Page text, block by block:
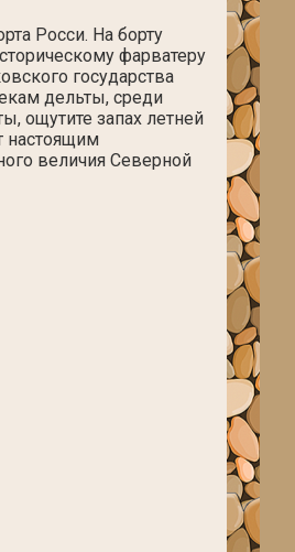
Росси. На борту
фарватеру
государства
дельты, среди
ощутите запах летней
настоящим
величия Северной